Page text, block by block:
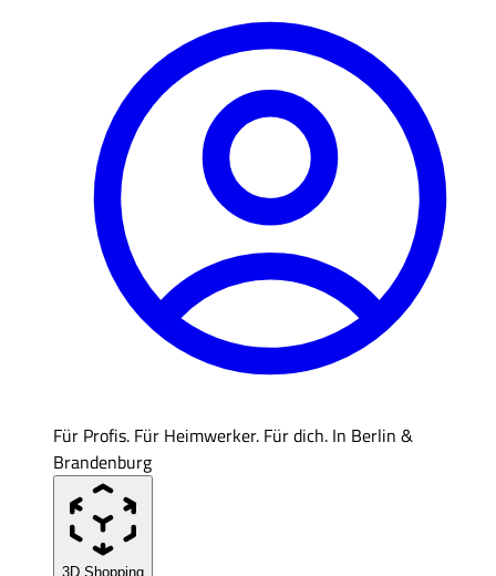
Für Profis. Für Heimwerker. Für dich. In Berlin &
Brandenburg
3D Shopping